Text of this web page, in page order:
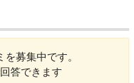
募集中です。
答できます